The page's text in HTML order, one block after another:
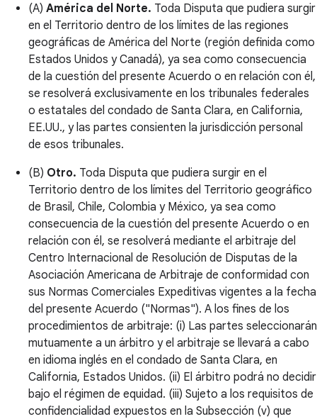
(A) América del Norte. Toda Disputa que pudiera surgir
en el Territorio dentro de los límites de las regiones
geográficas de América del Norte (región definida como
Estados Unidos y Canadá), ya sea como consecuencia
de la cuestión del presente Acuerdo o en relación con él,
se resolverá exclusivamente en los tribunales federales
o estatales del condado de Santa Clara, en California,
EE.UU., y las partes consienten la jurisdicción personal
de esos tribunales.
(B) Otro. Toda Disputa que pudiera surgir en el
Territorio dentro de los límites del Territorio geográfico
de Brasil, Chile, Colombia y México, ya sea como
consecuencia de la cuestión del presente Acuerdo o en
relación con él, se resolverá mediante el arbitraje del
Centro Internacional de Resolución de Disputas de la
Asociación Americana de Arbitraje de conformidad con
sus Normas Comerciales Expeditivas vigentes a la fecha
del presente Acuerdo ("Normas"). A los fines de los
procedimientos de arbitraje: (i) Las partes seleccionarán
mutuamente a un árbitro y el arbitraje se llevará a cabo
en idioma inglés en el condado de Santa Clara, en
California, Estados Unidos. (ii) El árbitro podrá no decidir
bajo el régimen de equidad. (iii) Sujeto a los requisitos de
confidencialidad expuestos en la Subsección (v) que